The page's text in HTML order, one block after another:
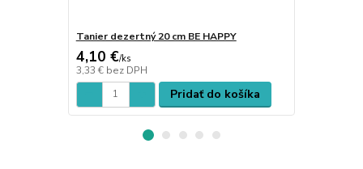
Tanier dezertný 20 cm BE HAPPY
4,10 €/ks
3,33 € bez DPH
Pridať do košíka